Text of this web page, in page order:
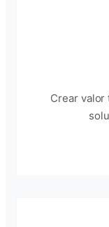
Crear valor